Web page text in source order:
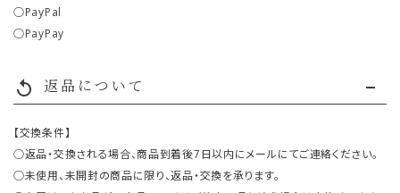
○PayPal
○PayPay
replay 返品について
【交換条件】
○返品・交換される場合、商品到着後7日以内にメールにてご連絡ください。
○未使用、未開封の商品に限り、返品・交換を承ります。